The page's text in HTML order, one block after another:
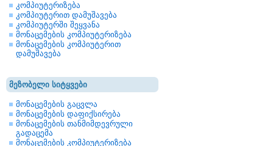
კომპიუტერიზება
კომპიუტერით დამუშავება
კომპიუტერში შეყვანა
მონაცემების კომპიუტერიზება
მონაცემების კომპიუტერით
დამუშავება
მეზობელი სიტყვები
მონაცემების გაცვლა
მონაცემების დაფიქსირება
მონაცემების თანმიმდევრული
გადაცემა
მონაცემების კომპიუტერიზება